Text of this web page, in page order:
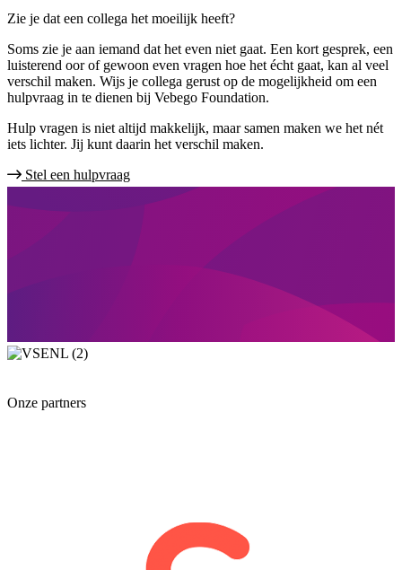
Zie je dat een collega het moeilijk heeft?
Soms zie je aan iemand dat het even niet gaat. Een kort gesprek, een
luisterend oor of gewoon even vragen hoe het écht gaat, kan al veel
verschil maken. Wijs je collega gerust op de mogelijkheid om een
hulpvraag in te dienen bij Vebego Foundation.
Hulp vragen is niet altijd makkelijk, maar samen maken we het nét
iets lichter. Jij kunt daarin het verschil maken.
Stel een hulpvraag
Onze partners